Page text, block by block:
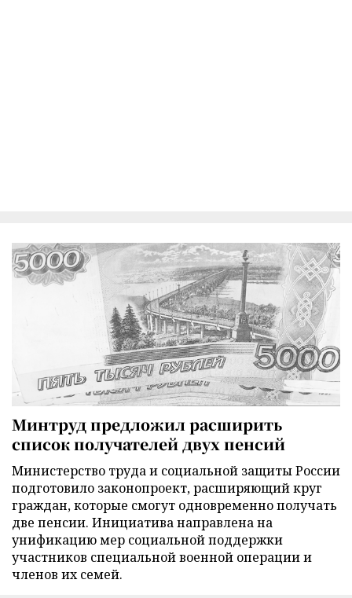
Минтруд предложил расширить
список получателей двух пенсий
Министерство труда и социальной защиты России
подготовило законопроект, расширяющий круг
граждан, которые смогут одновременно получать
две пенсии. Инициатива направлена на
унификацию мер социальной поддержки
участников специальной военной операции и
членов их семей.